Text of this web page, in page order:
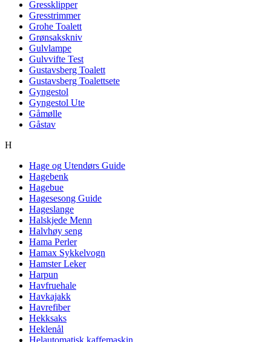
Gressklipper
Gresstrimmer
Grohe Toalett
Grønsakskniv
Gulvlampe
Gulvvifte Test
Gustavsberg Toalett
Gustavsberg Toalettsete
Gyngestol
Gyngestol Ute
Gåmølle
Gåstav
H
Hage og Utendørs Guide
Hagebenk
Hagebue
Hagesesong Guide
Hageslange
Halskjede Menn
Halvhøy seng
Hama Perler
Hamax Sykkelvogn
Hamster Leker
Harpun
Havfruehale
Havkajakk
Havrefiber
Hekksaks
Heklenål
Helautomatisk kaffemaskin